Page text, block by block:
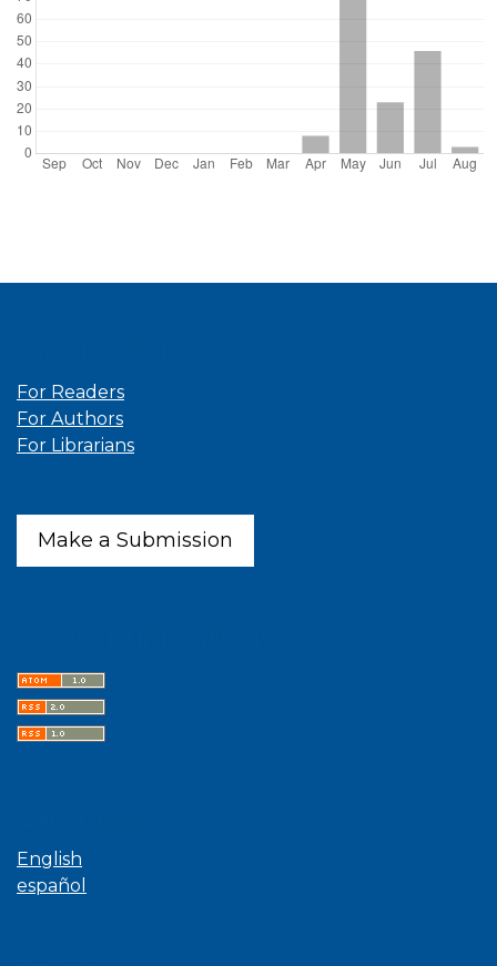
For Readers
For Authors
For Librarians
Make a Submission
English
español